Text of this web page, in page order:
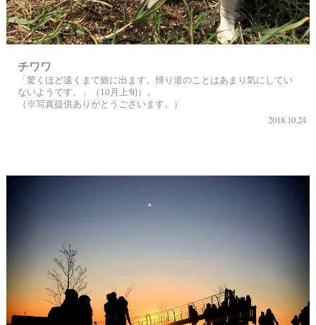
チワワ
「驚くほど遠くまで旅に出ます。帰り道のことはあまり気にしてい
ないようです。」（10月上旬）。
（※写真提供ありがとうございます。）
2018.10.24